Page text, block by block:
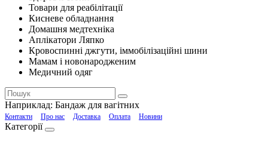
Товари для реабілітації
Кисневе обладнання
Домашня медтехніка
Аплікатори Ляпко
Кровоспинні джгути, іммобілізаційні шини
Мамам і новонародженим
Медичний одяг
Наприклад: Бандаж для вагітних
Контакти Про нас Доставка Оплата Новини
Категорії